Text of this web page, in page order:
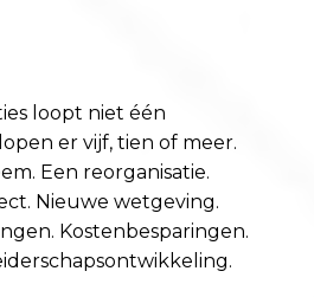
loopt niet één
er vijf, tien of meer.
Een reorganisatie.
Nieuwe wetgeving.
Kostenbesparingen.